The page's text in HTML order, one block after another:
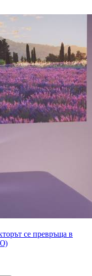
се превръща в